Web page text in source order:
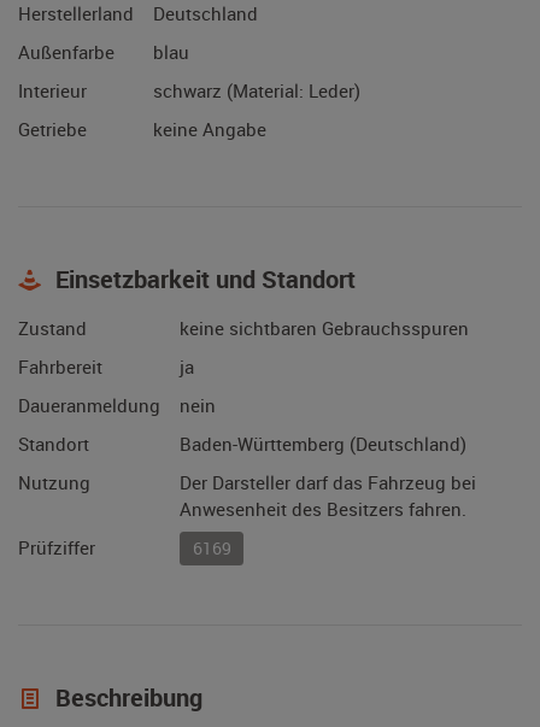
Herstellerland
Deutschland
Außenfarbe
blau
Interieur
schwarz (Material: Leder)
Getriebe
keine Angabe
Einsetzbarkeit und Standort
Zustand
keine sichtbaren Gebrauchsspuren
Fahrbereit
ja
Daueranmeldung
nein
Standort
Baden-Württemberg (Deutschland)
Nutzung
Der Darsteller darf das Fahrzeug bei
Anwesenheit des Besitzers fahren.
Prüfziffer
6169
Beschreibung